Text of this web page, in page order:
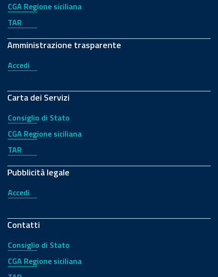
CGA Regione siciliana
TAR
Amministrazione trasparente
Accedi
Carta dei Servizi
Consiglio di Stato
CGA Regione siciliana
TAR
Pubblicità legale
Accedi
Contatti
Consiglio di Stato
CGA Regione siciliana